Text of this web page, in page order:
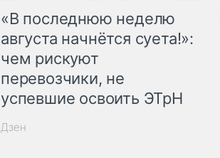
«В последнюю неделю
августа начнётся суета!»:
чем рискуют
перевозчики, не
успевшие освоить ЭТрН
Дзен